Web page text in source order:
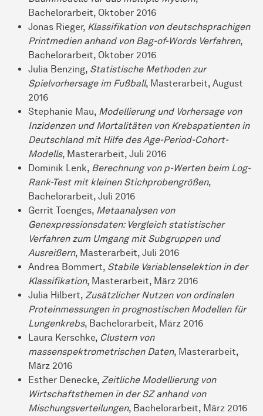
Bachelorarbeit, Oktober 2016
Jonas Rieger, Klassifikation von deutschsprachigen
Printmedien anhand von Bag-of-Words Verfahren,
Bachelorarbeit, Oktober 2016
Julia Benzing, Statistische Methoden zur
Spielvorhersage im Fußball, Masterarbeit, August
2016
Stephanie Mau, Modellierung und Vorhersage von
Inzidenzen und Mortalitäten von Krebspatienten in
Deutschland mit Hilfe des Age-Period-Cohort-
Modells, Masterarbeit, Juli 2016
Dominik Lenk, Berechnung von p-Werten beim Log-
Rank-Test mit kleinen Stichprobengrößen,
Bachelorarbeit, Juli 2016
Gerrit Toenges, Metaanalysen von
Genexpressionsdaten: Vergleich statistischer
Verfahren zum Umgang mit Subgruppen und
Ausreißern, Masterarbeit, Juli 2016
Andrea Bommert, Stabile Variablenselektion in der
Klassifikation, Masterarbeit, März 2016
Julia Hilbert, Zusätzlicher Nutzen von ordinalen
Proteinmessungen in prognostischen Modellen für
Lungenkrebs, Bachelorarbeit, März 2016
Laura Kerschke, Clustern von
massenspektrometrischen Daten, Masterarbeit,
März 2016
Esther Denecke, Zeitliche Modellierung von
Wirtschaftsthemen in der SZ anhand von
Mischungsverteilungen, Bachelorarbeit, März 2016